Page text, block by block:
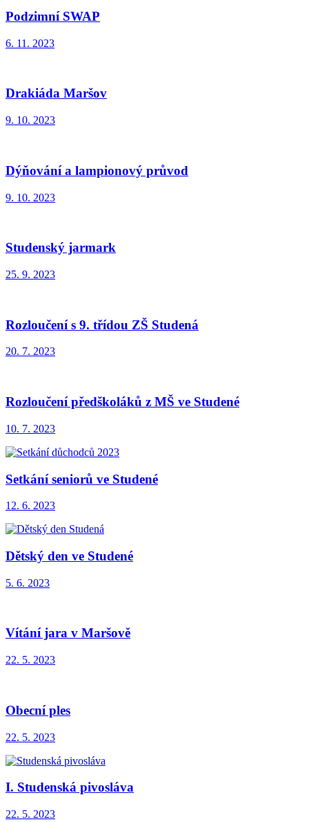
Podzimní SWAP
6. 11. 2023
Drakiáda Maršov
9. 10. 2023
Dýňování a lampionový průvod
9. 10. 2023
Studenský jarmark
25. 9. 2023
Rozloučení s 9. třídou ZŠ Studená
20. 7. 2023
Rozloučení předškoláků z MŠ ve Studené
10. 7. 2023
Setkání seniorů ve Studené
12. 6. 2023
Dětský den ve Studené
5. 6. 2023
Vítání jara v Maršově
22. 5. 2023
Obecní ples
22. 5. 2023
I. Studenská pivosláva
22. 5. 2023